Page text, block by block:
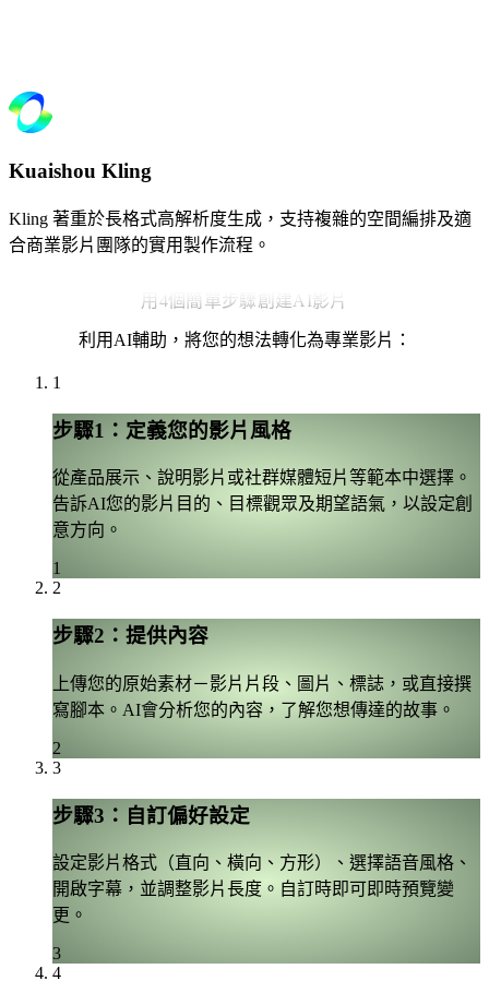
Kuaishou Kling
Kling 著重於長格式高解析度生成，支持複雜的空間編排及適
合商業影片團隊的實用製作流程。
用4個簡單步驟創建AI影片
利用AI輔助，將您的想法轉化為專業影片：
1
步驟1：定義您的影片風格
從產品展示、說明影片或社群媒體短片等範本中選擇。
告訴AI您的影片目的、目標觀眾及期望語氣，以設定創
意方向。
1
2
步驟2：提供內容
上傳您的原始素材－影片片段、圖片、標誌，或直接撰
寫腳本。AI會分析您的內容，了解您想傳達的故事。
2
3
步驟3：自訂偏好設定
設定影片格式（直向、橫向、方形）、選擇語音風格、
開啟字幕，並調整影片長度。自訂時即可即時預覽變
更。
3
4